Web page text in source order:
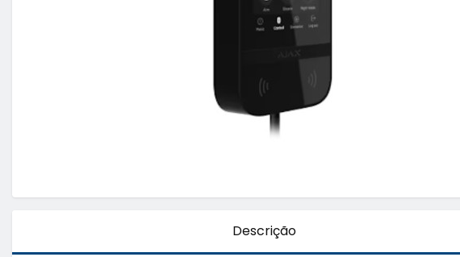
Descrição